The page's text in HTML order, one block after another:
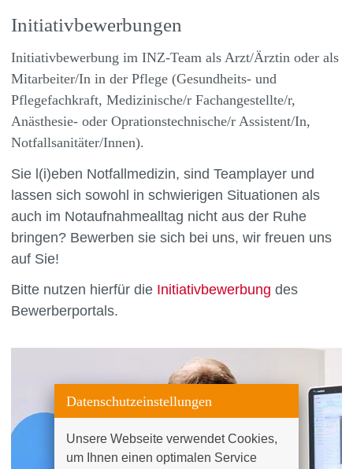
Initiativbewerbungen
Initiativbewerbung im INZ-Team als Arzt/Ärztin oder als
Mitarbeiter/In in der Pflege (Gesundheits- und
Pflegefachkraft, Medizinische/r Fachangestellte/r,
Anästhesie- oder Oprationstechnische/r Assistent/In,
Notfallsanitäter/Innen).
Sie l(i)eben Notfallmedizin, sind Teamplayer und
lassen sich sowohl in schwierigen Situationen als
auch im Notaufnahmealltag nicht aus der Ruhe
bringen? Bewerben sie sich bei uns, wir freuen uns
auf Sie!
Bitte nutzen hierfür die Initiativbewerbung des
Bewerberportals.
Datenschutzeinstellungen
Unsere Webseite verwendet Cookies,
um Ihnen einen optimalen Service